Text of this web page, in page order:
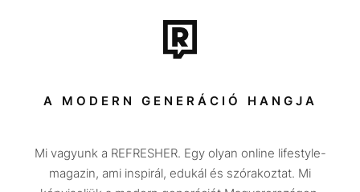
Tech-Tudomány
Sport
Társadalom
Utazás
Életmód
A MODERN GENERÁCIÓ HANGJA
Mi vagyunk a REFRESHER. Egy olyan online lifestyle-
magazin, ami inspirál, edukál és szórakoztat. Mi